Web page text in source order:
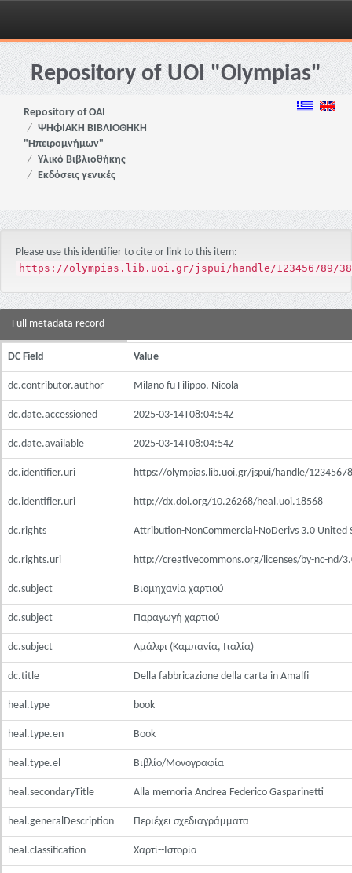
Skip
navigationRepository of UOI "Olympias"
Repository of OAI
ΨΗΦΙΑΚΗ ΒΙΒΛΙΟΘΗΚΗ
"Ηπειρομνήμων"
Υλικό Βιβλιοθήκης
Εκδόσεις γενικές
Please use this identifier to cite or link to this item:
https://olympias.lib.uoi.gr/jspui/handle/123456789/
Full metadata record
DC Field Value
dc.contributor.author Milano fu Filippo, Nicola
dc.date.accessioned 2025-03-14T08:04:54Z
dc.date.available 2025-03-14T08:04:54Z
dc.identifier.uri https://olympias.lib.uoi.gr/jspui/handle/
dc.identifier.uri http://dx.doi.org/10.26268/heal.uoi.18568
dc.rights Attribution-NonCommercial-NoDerivs 3.0 United
dc.rights.uri http://creativecommons.org/licenses/by-nc-nd/
dc.subject Βιομηχανία χαρτιού
dc.subject Παραγωγή χαρτιού
dc.subject Αμάλφι (Καμπανία, Ιταλία)
dc.title Della fabbricazione della carta in Amalfi
heal.type book
heal.type.en Book
heal.type.el Βιβλίο/Μονογραφία
heal.secondaryTitle Alla memoria Andrea Federico Gasparinetti
heal.generalDescription Περιέχει σχεδιαγράμματα
heal.classification Χαρτί--Ιστορία